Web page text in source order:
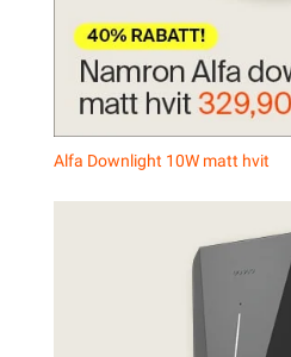
Alfa Downlight 10W matt hvit